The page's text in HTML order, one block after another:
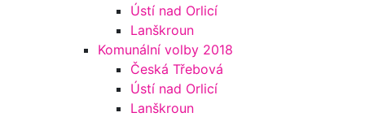
Ústí nad Orlicí
Lanškroun
Komunální volby 2018
Česká Třebová
Ústí nad Orlicí
Lanškroun